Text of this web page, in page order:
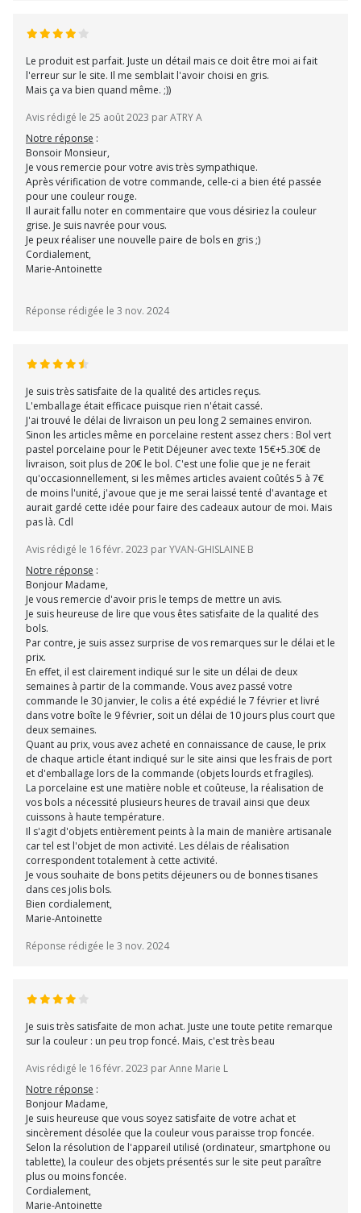
Le produit est parfait. Juste un détail mais ce doit être moi ai fait
l'erreur sur le site. Il me semblait l'avoir choisi en gris.
Mais ça va bien quand même. ;))
Avis rédigé le 25 août 2023 par ATRY A
Notre réponse :
Bonsoir Monsieur,
Je vous remercie pour votre avis très sympathique.
Après vérification de votre commande, celle-ci a bien été passée
pour une couleur rouge.
Il aurait fallu noter en commentaire que vous désiriez la couleur
grise. Je suis navrée pour vous.
Je peux réaliser une nouvelle paire de bols en gris ;)
Cordialement,
Marie-Antoinette
Réponse rédigée le 3 nov. 2024
Je suis très satisfaite de la qualité des articles reçus.
L'emballage était efficace puisque rien n'était cassé.
J'ai trouvé le délai de livraison un peu long 2 semaines environ.
Sinon les articles même en porcelaine restent assez chers : Bol vert
pastel porcelaine pour le Petit Déjeuner avec texte 15€+5.30€ de
livraison, soit plus de 20€ le bol. C'est une folie que je ne ferait
qu'occasionnellement, si les mêmes articles avaient coûtés 5 à 7€
de moins l'unité, j'avoue que je me serai laissé tenté d'avantage et
aurait gardé cette idée pour faire des cadeaux autour de moi. Mais
pas là. Cdl
Avis rédigé le 16 févr. 2023 par YVAN-GHISLAINE B
Notre réponse :
Bonjour Madame,
Je vous remercie d'avoir pris le temps de mettre un avis.
Je suis heureuse de lire que vous êtes satisfaite de la qualité des
bols.
Par contre, je suis assez surprise de vos remarques sur le délai et le
prix.
En effet, il est clairement indiqué sur le site un délai de deux
semaines à partir de la commande. Vous avez passé votre
commande le 30 janvier, le colis a été expédié le 7 février et livré
dans votre boîte le 9 février, soit un délai de 10 jours plus court que
deux semaines.
Quant au prix, vous avez acheté en connaissance de cause, le prix
de chaque article étant indiqué sur le site ainsi que les frais de port
et d'emballage lors de la commande (objets lourds et fragiles).
La porcelaine est une matière noble et coûteuse, la réalisation de
vos bols a nécessité plusieurs heures de travail ainsi que deux
cuissons à haute température.
Il s'agit d'objets entièrement peints à la main de manière artisanale
car tel est l'objet de mon activité. Les délais de réalisation
correspondent totalement à cette activité.
Je vous souhaite de bons petits déjeuners ou de bonnes tisanes
dans ces jolis bols.
Bien cordialement,
Marie-Antoinette
Réponse rédigée le 3 nov. 2024
Je suis très satisfaite de mon achat. Juste une toute petite remarque
sur la couleur : un peu trop foncé. Mais, c'est très beau
Avis rédigé le 16 févr. 2023 par Anne Marie L
Notre réponse :
Bonjour Madame,
Je suis heureuse que vous soyez satisfaite de votre achat et
sincèrement désolée que la couleur vous paraisse trop foncée.
Selon la résolution de l'appareil utilisé (ordinateur, smartphone ou
tablette), la couleur des objets présentés sur le site peut paraître
plus ou moins foncée.
Cordialement,
Marie-Antoinette